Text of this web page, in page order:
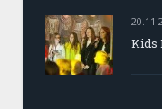
Kids